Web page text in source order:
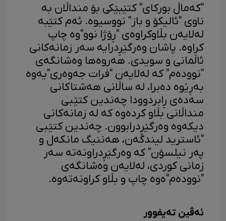
"کەماڵ بورکای" کتێبێکی بۆ منداڵان بە
ناوی "ئالیکۆ و باز" نووسیوە. ئەم کتێبە
لەلایەن بڵاوکراوەی "ڕۆژا نوو"وە چاپ
کراوە. پاشان وەرگێڕدرایە سەر زمانەکانی
ئاڵمانی و سویدی. هەروەها وەشانگەی
"نوودەم" کە لەلایەن "فرات جەوەری"یەوە
بەڕێوە دەبرا، لە ساڵانی هەشتاکانی
سەدەی ڕابردوودا چەندین کتێبی
منداڵانی بڵاو کردەوە کە لە زمانەکانی
دیکەوە وەرگێڕدرابوون. چەندین کتێبی
"ئاسترید لیندگەن، هەننیگ مانکەل و
پەر نیلسۆن" کە وەرگێڕدراونەتە سەر
زمانی کوردی، لەلایەن وەشانگەی
"نوودەم"ەوە چاپ و بڵاو کراونەتەوە.
ئەڤین تەیفوور